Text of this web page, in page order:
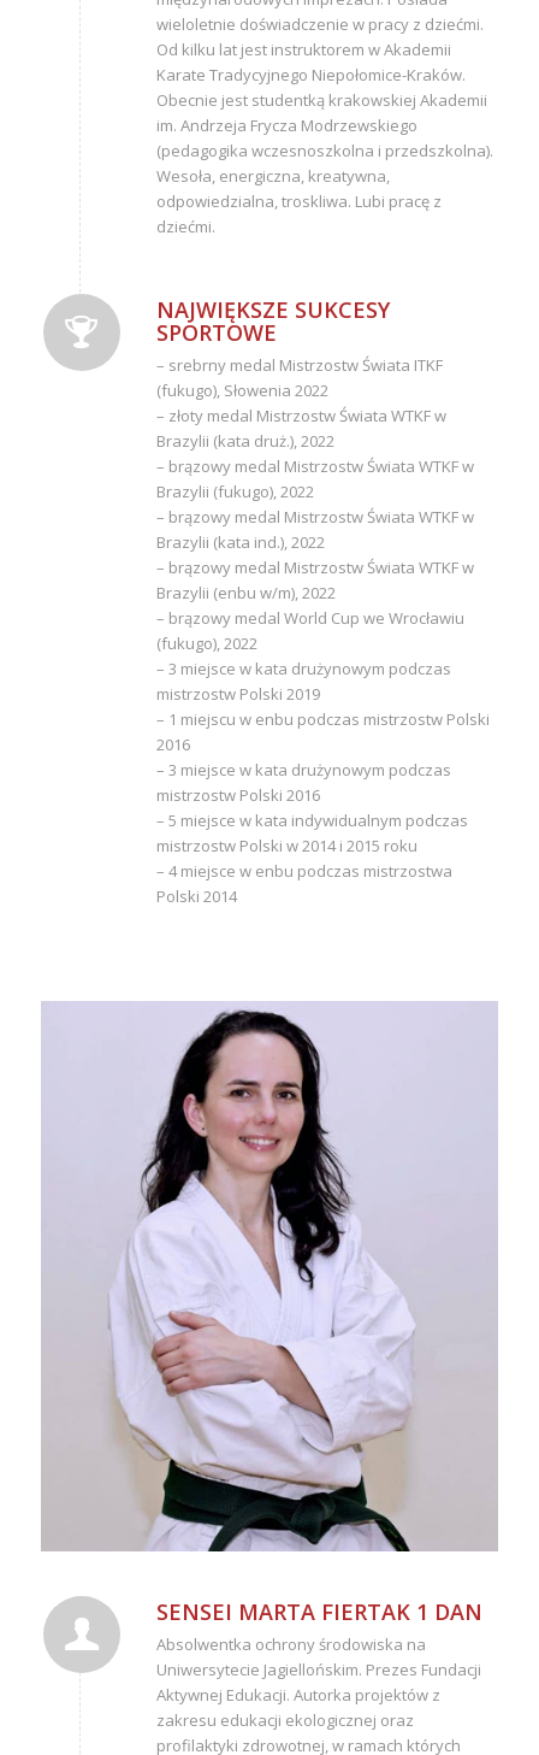
wieloletnie doświadczenie w pracy z dziećmi.
Od kilku lat jest instruktorem w Akademii
Karate Tradycyjnego Niepołomice-Kraków.
Obecnie jest studentką krakowskiej Akademii
im. Andrzeja Frycza Modrzewskiego
(pedagogika wczesnoszkolna i przedszkolna).
Wesoła, energiczna, kreatywna,
odpowiedzialna, troskliwa. Lubi pracę z
dziećmi.
NAJWIĘKSZE SUKCESY
SPORTOWE
– srebrny medal Mistrzostw Świata ITKF
(fukugo), Słowenia 2022
– złoty medal Mistrzostw Świata WTKF w
Brazylii (kata druż.), 2022
– brązowy medal Mistrzostw Świata WTKF w
Brazylii (fukugo), 2022
– brązowy medal Mistrzostw Świata WTKF w
Brazylii (kata ind.), 2022
– brązowy medal Mistrzostw Świata WTKF w
Brazylii (enbu w/m), 2022
– brązowy medal World Cup we Wrocławiu
(fukugo), 2022
– 3 miejsce w kata drużynowym podczas
mistrzostw Polski 2019
– 1 miejscu w enbu podczas mistrzostw Polski
2016
– 3 miejsce w kata drużynowym podczas
mistrzostw Polski 2016
– 5 miejsce w kata indywidualnym podczas
mistrzostw Polski w 2014 i 2015 roku
– 4 miejsce w enbu podczas mistrzostwa
Polski 2014
SENSEI MARTA FIERTAK 1 DAN
Absolwentka ochrony środowiska na
Uniwersytecie Jagiellońskim. Prezes Fundacji
Aktywnej Edukacji. Autorka projektów z
zakresu edukacji ekologicznej oraz
profilaktyki zdrowotnej, w ramach których